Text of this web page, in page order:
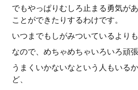
でもやっぱりむしろ止まる勇気が
ことができたりするわけです。
いつまでもしがみついているよりも
なので、めちゃめちゃいろいろ頑
うまくいかないなという人もいる
ど、